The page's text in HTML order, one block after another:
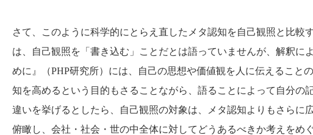
さて、このように科学的にとらえ直したメタ認知を自己観照と比較
は、自己観照を「書き込む」ことだとは語っていませんが、解釈に
めに』（PHP研究所）には、自己の思想や価値観を人に伝えること
知を高めるという目的もさることながら、語ることによって自分の
違いを挙げるとしたら、自己観照の対象は、メタ認知よりもさらに
俯瞰し、会社・社会・世の中全体に対してどうあるべきか考えを